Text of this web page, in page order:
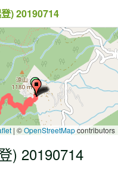
) 20190714
| ©OpenStreetMapcontributors
) 20190714